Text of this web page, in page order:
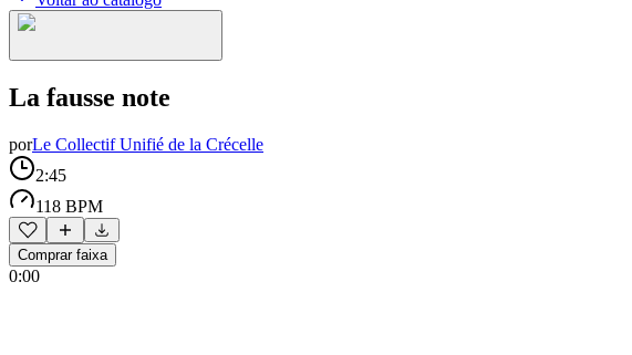
La fausse note
porLe Collectif Unifié de la Crécelle
2:45
118 BPM
Comprar faixa
0:00